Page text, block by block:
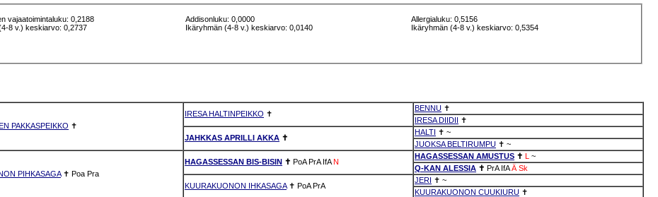
vajaatoimintaluku: 0,2188
8 v.) keskiarvo: 0,2737
Addisonluku: 0,0000
Ikäryhmän (4-8 v.) keskiarvo: 0,0140
Allergialuku: 0,5156
Ikäryhmän (4-8 v.) keskiarvo: 0,5354
PAKKASPEIKKO ✝
IRESA HALTINPEIKKO ✝
BENNU ✝
IRESA DIIDII ✝
JAHKKAS APRILLI AKKA ✝
HALTI ✝ ~
JUOKSA BELTIRUMPU ✝ ~
PIHKASAGA✝ Poa Pra
HAGASSESSAN BIS-BISIN ✝ PoA PrA IfA N
HAGASSESSAN AMUSTUS ✝ L ~
Q-KAN ALESSIA ✝ PrA IfA Ä Sk
KUURAKUONON IHKASAGA✝ PoA PrA
JERI ✝ ~
KUURAKUONON CUUKIURU ✝